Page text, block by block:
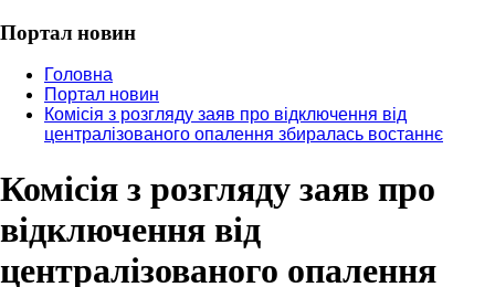
Портал новин
Головна
Портал новин
Комісія з розгляду заяв про відключення від
централізованого опалення збиралась востаннє
Комісія з розгляду заяв про
відключення від
централізованого опалення